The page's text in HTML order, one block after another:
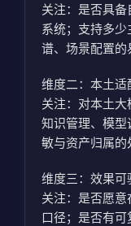
关注：是否具备
系统；支持多
谱、场景配置的
维度二：本土适
关注：对本土大
知识管理、模
敏与资产归属的
维度三：效果可
关注：是否愿
口径；是否有